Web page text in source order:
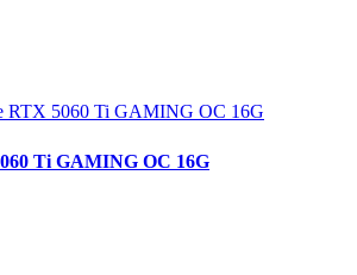
Ti GAMING OC 16G